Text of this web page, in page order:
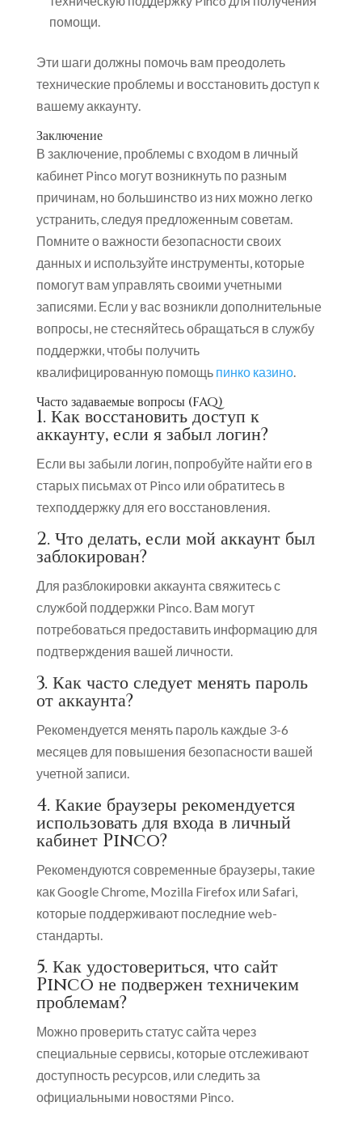
помощи.
Эти шаги должны помочь вам преодолеть
технические проблемы и восстановить доступ к
вашему аккаунту.
Заключение
В заключение, проблемы с входом в личный
кабинет Pinco могут возникнуть по разным
причинам, но большинство из них можно легко
устранить, следуя предложенным советам.
Помните о важности безопасности своих
данных и используйте инструменты, которые
помогут вам управлять своими учетными
записями. Если у вас возникли дополнительные
вопросы, не стесняйтесь обращаться в службу
поддержки, чтобы получить
квалифицированную помощь пинко казино.
Часто задаваемые вопросы (FAQ)
1. Как восстановить доступ к
аккаунту, если я забыл логин?
Если вы забыли логин, попробуйте найти его в
старых письмах от Pinco или обратитесь в
техподдержку для его восстановления.
2. Что делать, если мой аккаунт был
заблокирован?
Для разблокировки аккаунта свяжитесь с
службой поддержки Pinco. Вам могут
потребоваться предоставить информацию для
подтверждения вашей личности.
3. Как часто следует менять пароль
от аккаунта?
Рекомендуется менять пароль каждые 3-6
месяцев для повышения безопасности вашей
учетной записи.
4. Какие браузеры рекомендуется
использовать для входа в личный
кабинет Pinco?
Рекомендуются современные браузеры, такие
как Google Chrome, Mozilla Firefox или Safari,
которые поддерживают последние web-
стандарты.
5. Как удостовериться, что сайт
Pinco не подвержен техничеким
проблемам?
Можно проверить статус сайта через
специальные сервисы, которые отслеживают
доступность ресурсов, или следить за
официальными новостями Pinco.